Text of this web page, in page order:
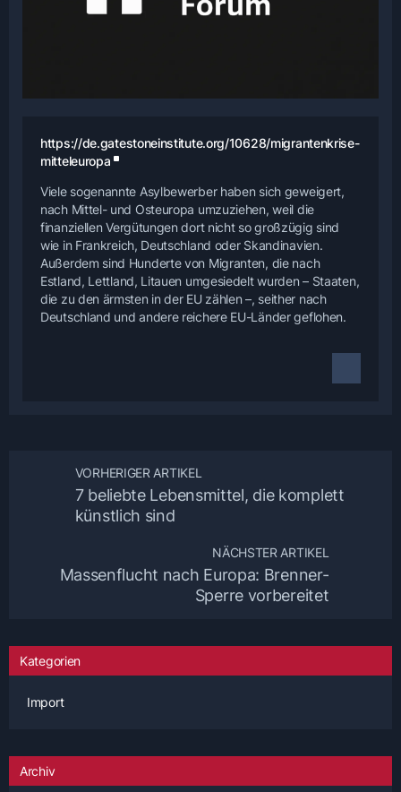
https://de.gatestoneinstitute.org/10628/migrantenkrise-
mitteleuropa
Viele sogenannte Asylbewerber haben sich geweigert,
nach Mittel- und Osteuropa umzuziehen, weil die
finanziellen Vergütungen dort nicht so großzügig sind
wie in Frankreich, Deutschland oder Skandinavien.
Außerdem sind Hunderte von Migranten, die nach
Estland, Lettland, Litauen umgesiedelt wurden – Staaten,
die zu den ärmsten in der EU zählen –, seither nach
Deutschland und andere reichere EU-Länder geflohen.
VORHERIGER ARTIKEL
7 beliebte Lebensmittel, die komplett
künstlich sind
NÄCHSTER ARTIKEL
Massenflucht nach Europa: Brenner-
Sperre vorbereitet
Kategorien
Import
Archiv